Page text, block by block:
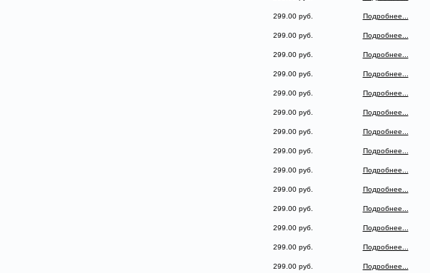
299.00 руб.
Подробнее...
299.00 руб.
Подробнее...
299.00 руб.
Подробнее...
299.00 руб.
Подробнее...
299.00 руб.
Подробнее...
299.00 руб.
Подробнее...
299.00 руб.
Подробнее...
299.00 руб.
Подробнее...
299.00 руб.
Подробнее...
299.00 руб.
Подробнее...
299.00 руб.
Подробнее...
299.00 руб.
Подробнее...
299.00 руб.
Подробнее...
299.00 руб.
Подробнее...